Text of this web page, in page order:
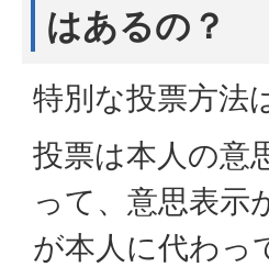
はあるの？
特別な投票方法
投票は本人の意
って、意思表示
が本人に代わっ